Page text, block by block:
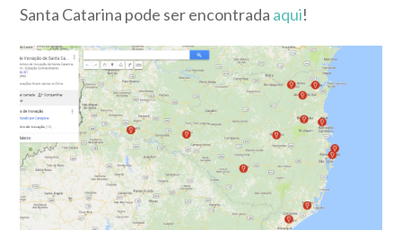
Santa Catarina pode ser encontrada aqui!